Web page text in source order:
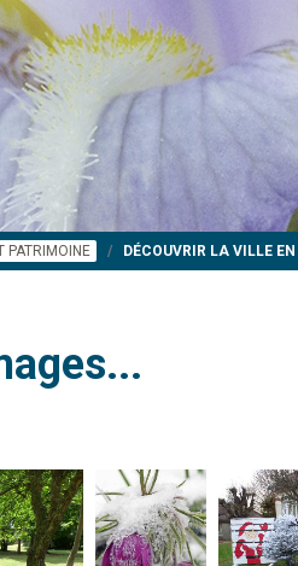
PATRIMOINE DÉCOUVRIR LA VILLE